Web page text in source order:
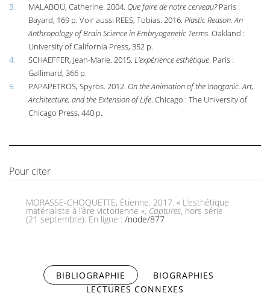
3.
MALABOU, Catherine. 2004. Que faire de notre cerveau?Paris :
Bayard, 169 p. Voir aussi REES, Tobias. 2016.Plastic Reason. An
Anthropology of Brain Science in Embryogenetic Terms. Oakland :
University of California Press, 352 p.
4.
SCHAEFFER, Jean-Marie. 2015.L’expérience esthétique. Paris :
Gallimard, 366 p.
5.
PAPAPETROS, Spyros. 2012. On the Animation of the Inorganic. Art,
Architecture, and the Extension of Life. Chicago : The University of
Chicago Press, 440 p.
Pour citer
MORASSE-CHOQUETTE, Étienne. 2017. « L’esthétique
matérialiste à l’ère victorienne », Captures, hors série
(21 septembre). En ligne : /node/877
BIBLIOGRAPHIE (ONGLET ACTIF)
BIOGRAPHIES
LECTURES CONNEXES